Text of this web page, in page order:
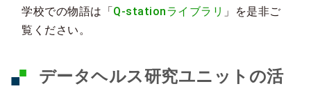
学校での物語は「Q-stationライブラリ 」を是非ご
覧ください。
データヘルス研究ユニットの活